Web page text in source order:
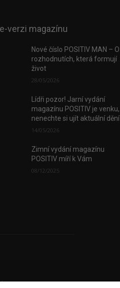
verzi magazínu
Nové číslo POSITIV MAN – O
rozhodnutích, která formují
život
28/05/2026
Lídři pozor! Jarní vydání
magazínu POSITIV je venku,
nenechte si ujít aktuální dění
14/05/2026
Zimní vydání magazínu
POSITIV míří k Vám
08/12/2025